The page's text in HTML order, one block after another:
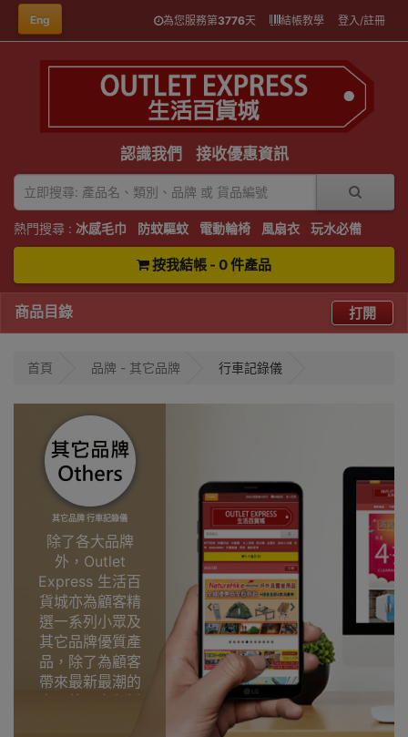
Eng 為您服務第3776天 結帳教學 登入/註冊
認識我們 接收優惠資訊
熱門搜尋 : 冰感毛巾 防蚊驅蚊 電動輪椅 風扇衣 玩水必備
按我結帳 - 0 件產品
商品目錄 打開
首頁 品牌 - 其它品牌 行車記錄儀
其它品牌 行車記錄儀
除了各大品牌
外，Outlet
Express 生活百
貨城亦為顧客精
選一系列小眾及
其它品牌優質產
品，除了為顧客
帶來最新最潮的
產品外，亦包括